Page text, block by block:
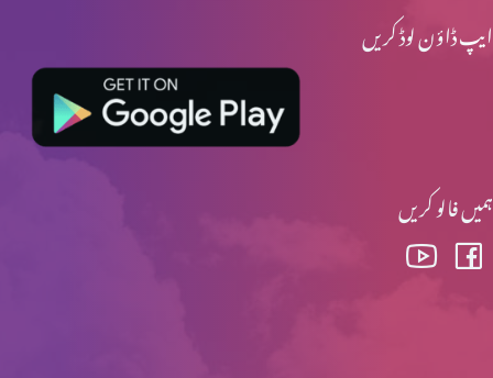
ایپ ڈاؤن لوڈ کریں
ہمیں فالو کریں